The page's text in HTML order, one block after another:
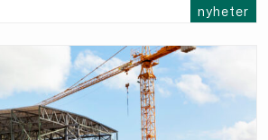
nyheter